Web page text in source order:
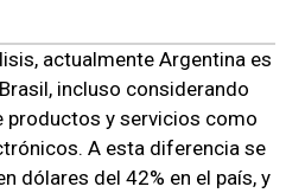
actualmente Argentina es
incluso considerando
productos y servicios como
A esta diferencia se
dólares del 42% en el país, y